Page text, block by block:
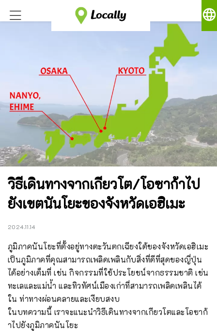
language
วิธีเดินทางจากเกียวโต/โอซาก้าไป
ยังเขตนันโยะของจังหวัดเอฮิเมะ
2024.11.14
ภูมิภาคนันโยะที่ตั้งอยู่ทางตะวันตกเฉียงใต้ของจังหวัดเอฮิเมะ
เป็นภูมิภาคที่คุณสามารถเพลิดเพลินกับสิ่งที่ดีที่สุดของญี่ปุ่น
ได้อย่างเต็มที่ เช่น กิจกรรมที่ใช้ประโยชน์จากธรรมชาติ เช่น
ทะเลและแม่น้ำ และทิวทัศน์เมืองเก่าที่สามารถเพลิดเพลินได้
ใน ท่าทางผ่อนคลายและเงียบสงบ
ในบทความนี้ เราจะแนะนำวิธีเดินทางจากเกียวโตและโอซาก้
าไปยังภูมิภาคนันโยะ